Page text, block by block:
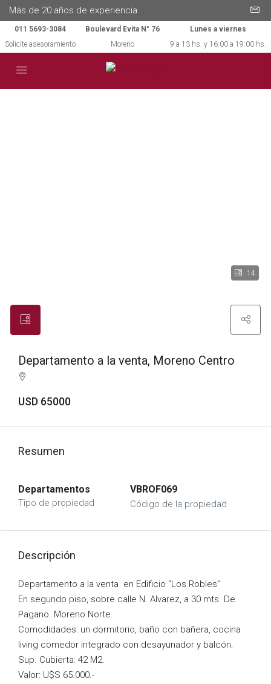
Más de 20 años de experiencia
011 5693-3084
Solicite asesoramiento
Boulevard Evita N° 76
Moreno
Lunes a viernes
9 a 13 hs. y 16:00 a 19:00 hs.
14
Departamento a la venta, Moreno Centro
USD 65000
Resumen
Departamentos
Tipo de propiedad
VBROF069
Código de la propiedad
Descripción
Departamento a la venta en Edificio “Los Robles”
En segundo piso, sobre calle N. Alvarez, a 30 mts. De
Pagano. Moreno Norte.
Comodidades: un dormitorio, baño con bañera, cocina
living comedor integrado con desayunador y balcón.
Sup. Cubierta: 42 M2.
Valor: U$S 65.000.-